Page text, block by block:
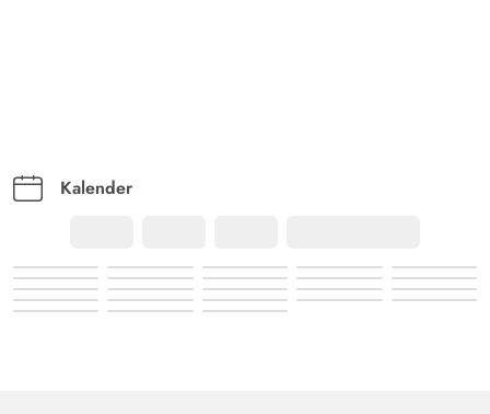
Kalender